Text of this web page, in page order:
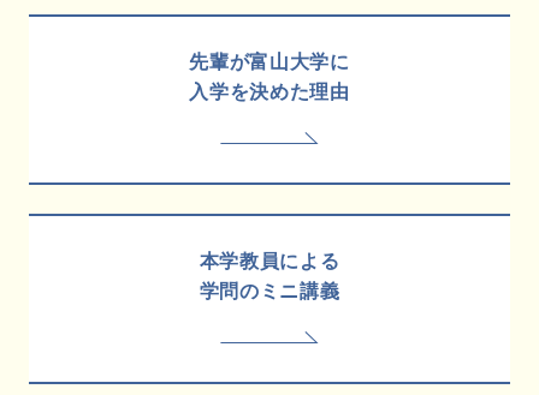
先輩が富山大学に
入学を決めた理由
本学教員による
学問のミニ講義